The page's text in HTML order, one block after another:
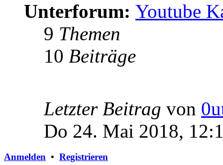
Unterforum: Youtube
9 Themen
10 Beiträge
Letzter Beitrag von
Do 24. Mai 2018,
Anmelden • Registrieren